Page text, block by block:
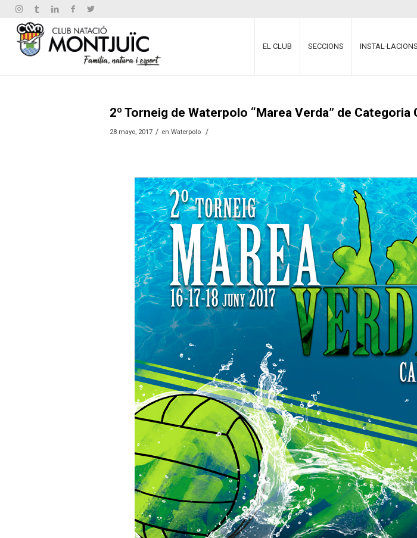
EL CLUB SECCIONS INSTAL·LACIONS
2º Torneig de Waterpolo “Marea Verda” de Categoria
28 mayo, 2017 / enWaterpolo /